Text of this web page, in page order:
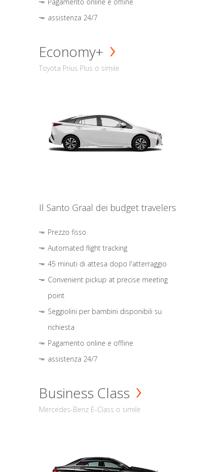
assistenza 24/7
Economy+
Toyota Prius Plus o simile
Il Santo Graal dei budget travelers
Prezzo fisso
Automated flight tracking
45 minuti di attesa dopo l'atterraggio
Convenient pickup at precise meeting
point
Seggiolini per bambini disponibili su
richiesta
Pagamento online e offline
assistenza 24/7
Business Class
Mercedes-Benz E-Class o simile